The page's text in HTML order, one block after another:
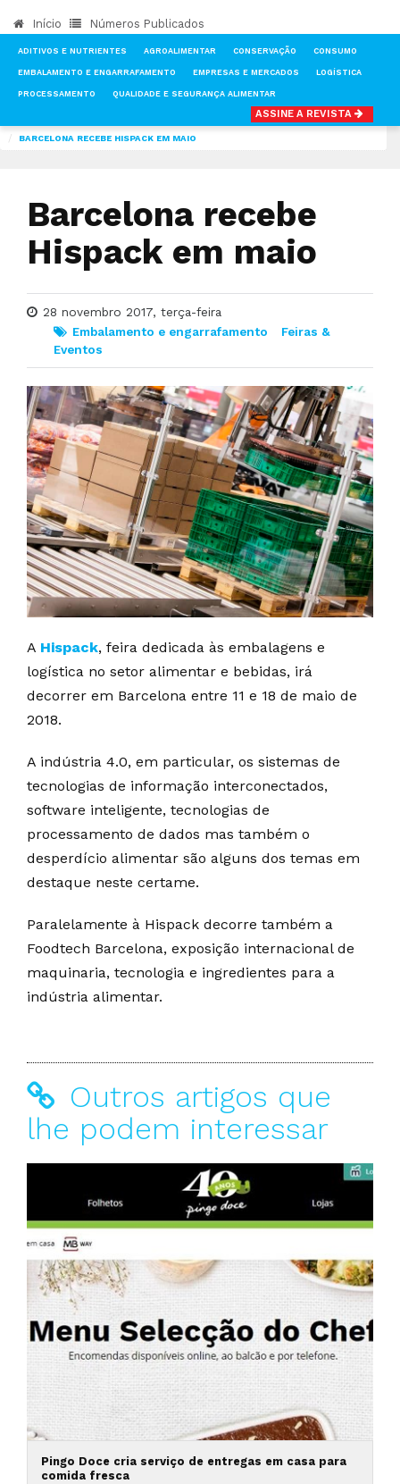
Início Números Publicados
ADITIVOS E NUTRIENTES AGROALIMENTAR CONSERVAÇÃO CONSUMO
EMBALAMENTO E ENGARRAFAMENTO EMPRESAS E MERCADOS LOGÍSTICA
PROCESSAMENTO QUALIDADE E SEGURANÇA ALIMENTAR
ASSINE A REVISTA
EMBALAMENTO E ENGARRAFAMENTO
BARCELONA RECEBE HISPACK EM MAIO
Barcelona recebe
Hispack em maio
28 novembro 2017, terça-feira
Embalamento e engarrafamento
Feiras &
Eventos
A Hispack, feira dedicada às embalagens e
logística no setor alimentar e bebidas, irá
decorrer em Barcelona entre 11 e 18 de maio de
2018.
A indústria 4.0, em particular, os sistemas de
tecnologias de informação interconectados,
software inteligente, tecnologias de
processamento de dados mas também o
desperdício alimentar são alguns dos temas em
destaque neste certame.
Paralelamente à Hispack decorre também a
Foodtech Barcelona, exposição internacional de
maquinaria, tecnologia e ingredientes para a
indústria alimentar.
Outros artigos que
lhe podem interessar
Pingo Doce cria serviço de entregas em casa para
comida fresca